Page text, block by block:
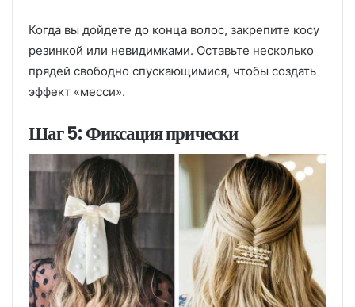
Когда вы дойдете до конца волос, закрепите косу
резинкой или невидимками. Оставьте несколько
прядей свободно спускающимися, чтобы создать
эффект «месси».
Шаг 5: Фиксация прически